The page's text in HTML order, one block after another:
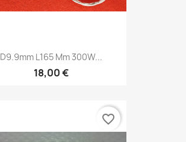
D9.9mm L165 Mm 300W...
18,00 €
favorite_border